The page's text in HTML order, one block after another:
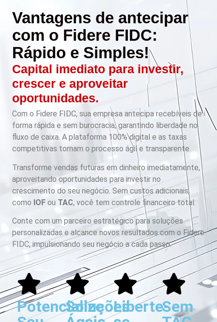
Vantagens de antecipar
com o Fidere FIDC:
Rápido e Simples!
Capital imediato para investir,
crescer e aproveitar
oportunidades.
Com o Fidere FIDC, sua empresa antecipa recebíveis de
forma rápida e sem burocracia, garantindo liberdade no
fluxo de caixa. A plataforma 100% digital e as taxas
competitivas tornam o processo ágil e transparente.
Transforme vendas futuras em dinheiro imediatamente,
aproveitando oportunidades para investir no
crescimento do seu negócio. Sem custos adicionais,
como IOF ou TAC, você tem controle financeiro total.
Conte com um parceiro estratégico para soluções
personalizadas e alcance novos resultados com o Fidere
FIDC, impulsionando seu negócio a cada passo.
Potencialize
SoluçõesLiberte-Sem